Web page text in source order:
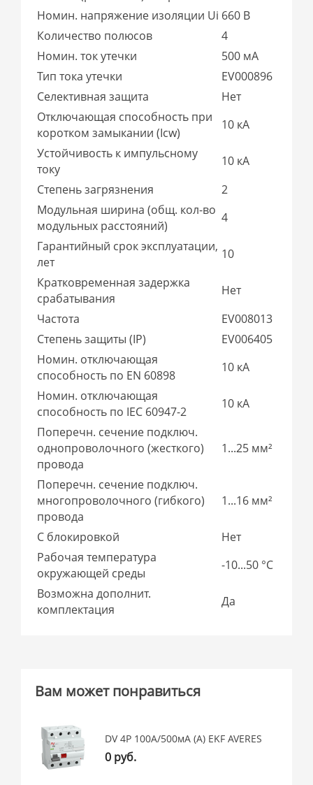
Номин. напряжение изоляции Ui 660 В
Количество полюсов
4
Номин. ток утечки
500 мА
Тип тока утечки
EV000896
Селективная защита
Нет
Отключающая способность при
коротком замыкании (Icw)
10 кА
Устойчивость к импульсному
току
10 кА
Степень загрязнения
2
Модульная ширина (общ. кол-во
модульных расстояний)
4
Гарантийный срок эксплуатации,
лет
10
Кратковременная задержка
срабатывания
Нет
Частота
EV008013
Степень защиты (IP)
EV006405
Номин. отключающая
способность по EN 60898
10 кА
Номин. отключающая
способность по IEC 60947-2
10 кА
Поперечн. сечение подключ.
однопроволочного (жесткого)
провода
1...25 мм²
Поперечн. сечение подключ.
многопроволочного (гибкого)
провода
1...16 мм²
С блокировкой
Нет
Рабочая температура
окружающей среды
-10...50 °C
Возможна дополнит.
комплектация
Да
Вам может понравиться
DV 4P 100А/500мА (A) EKF AVERES
0 руб.